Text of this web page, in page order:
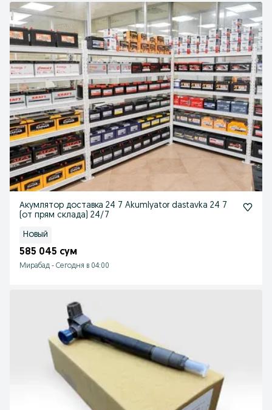
Акумлятор доставка 24 7 Akumlyator dastavka 24 7
(от прям склада) 24/7
Новый
585 045 сум
Мирабад - Сегодня в 04:00